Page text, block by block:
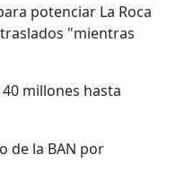
potenciar La Roca
"mientras
millones hasta
de la BAN por